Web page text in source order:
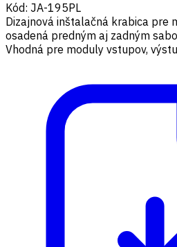
Kód: JA-195PL
Dizajnová inštalačná krabica pre
osadená predným aj zadným
Vhodná pre moduly vstupov,